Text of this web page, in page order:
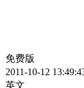
免费版
2011-10-12
英文